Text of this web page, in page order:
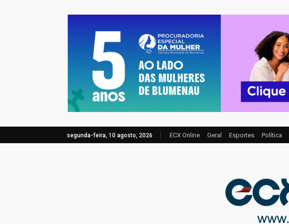
segunda-feira, 10 agosto, 2026 ECX Online Geral Esportes Política